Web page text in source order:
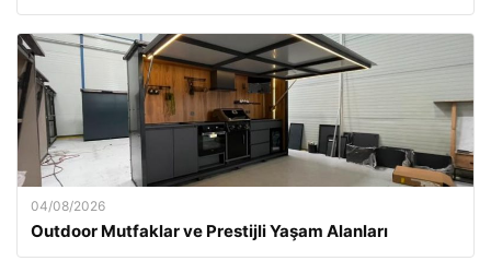
04/08/2026
Outdoor Mutfaklar ve Prestijli Yaşam Alanları